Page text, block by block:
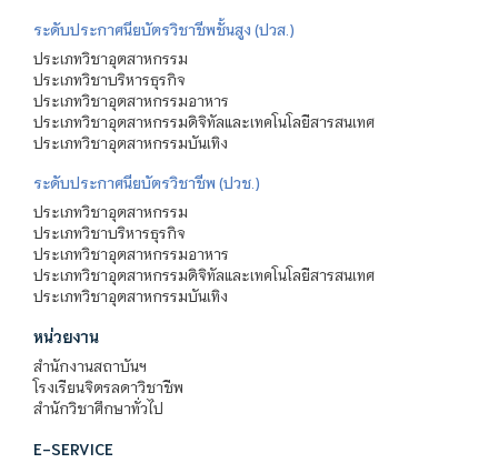
ระดับประกาศนียบัตรวิชาชีพชั้นสูง (ปวส.)
ประเภทวิชาอุตสาหกรรม
ประเภทวิชาบริหารธุรกิจ
ประเภทวิชาอุตสาหกรรมอาหาร
ประเภทวิชาอุตสาหกรรมดิจิทัลและเทคโนโลยีสารสนเทศ
ประเภทวิชาอุตสาหกรรมบันเทิง
ระดับประกาศนียบัตรวิชาชีพ (ปวช.)
ประเภทวิชาอุตสาหกรรม
ประเภทวิชาบริหารธุรกิจ
ประเภทวิชาอุตสาหกรรมอาหาร
ประเภทวิชาอุตสาหกรรมดิจิทัลและเทคโนโลยีสารสนเทศ
ประเภทวิชาอุตสาหกรรมบันเทิง
หน่วยงาน
สำนักงานสถาบันฯ
โรงเรียนจิตรลดาวิชาชีพ
สำนักวิชาศึกษาทั่วไป
E-SERVICE